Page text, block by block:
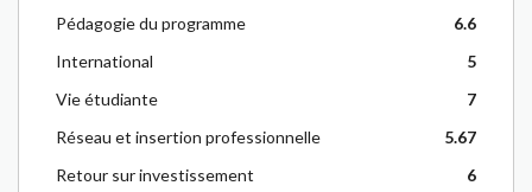
Pédagogie du programme
6.6
International
5
Vie étudiante
7
Réseau et insertion professionnelle
5.67
Retour sur investissement
6